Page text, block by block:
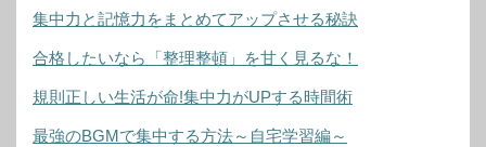
集中力と記憶力をまとめてアップさせる秘訣
合格したいなら「整理整頓」を甘く見るな！
規則正しい生活が命!集中力がUPする時間術
最強のBGMで集中する方法～自宅学習編～